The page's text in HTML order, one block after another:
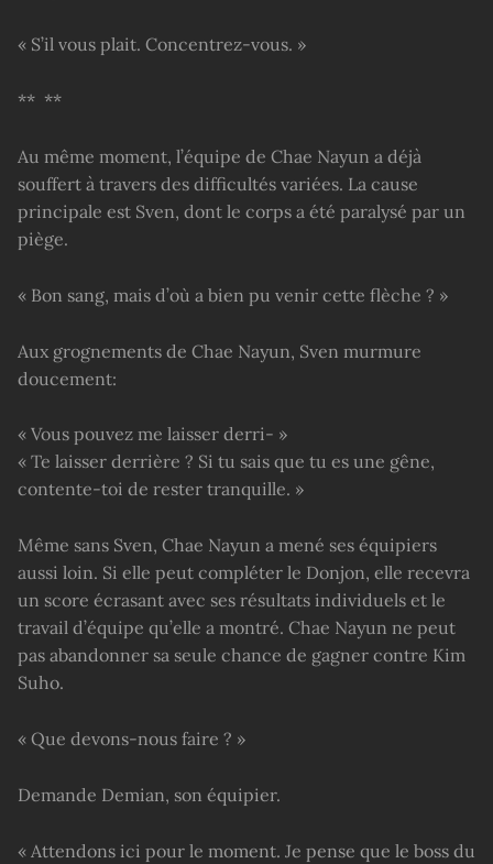
« S’il vous plait. Concentrez-vous. »
** **
Au même moment, l’équipe de Chae Nayun a déjà
souffert à travers des difficultés variées. La cause
principale est Sven, dont le corps a été paralysé par un
piège.
« Bon sang, mais d’où a bien pu venir cette flèche ? »
Aux grognements de Chae Nayun, Sven murmure
doucement:
« Vous pouvez me laisser derri- »
« Te laisser derrière ? Si tu sais que tu es une gêne,
contente-toi de rester tranquille. »
Même sans Sven, Chae Nayun a mené ses équipiers
aussi loin. Si elle peut compléter le Donjon, elle recevra
un score écrasant avec ses résultats individuels et le
travail d’équipe qu’elle a montré. Chae Nayun ne peut
pas abandonner sa seule chance de gagner contre Kim
Suho.
« Que devons-nous faire ? »
Demande Demian, son équipier.
« Attendons ici pour le moment. Je pense que le boss du